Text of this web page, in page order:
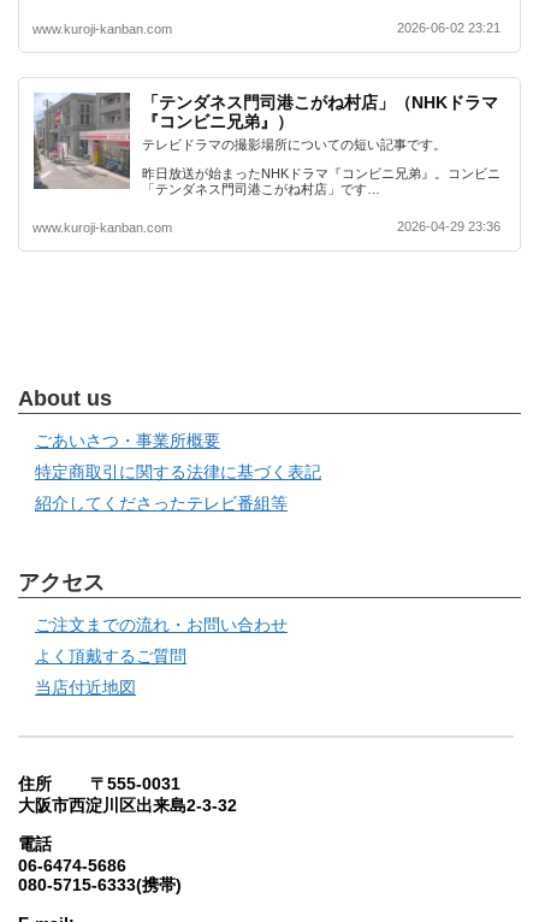
www.kuroji-kanban.com 2026-06-02 23:21
「テンダネス門司港こがね村店」（NHKドラマ
『コンビニ兄弟』）
テレビドラマの撮影場所についての短い記事です。
昨日放送が始まったNHKドラマ『コンビニ兄弟』。コンビニ
「テンダネス門司港こがね村店」です…
www.kuroji-kanban.com 2026-04-29 23:36
About us
ごあいさつ・事業所概要
特定商取引に関する法律に基づく表記
紹介してくださったテレビ番組等
アクセス
ご注文までの流れ・お問い合わせ
よく頂戴するご質問
当店付近地図
住所 〒555-0031
大阪市西淀川区出来島2-3-32
電話
06-6474-5686
080-5715-6333(携帯)